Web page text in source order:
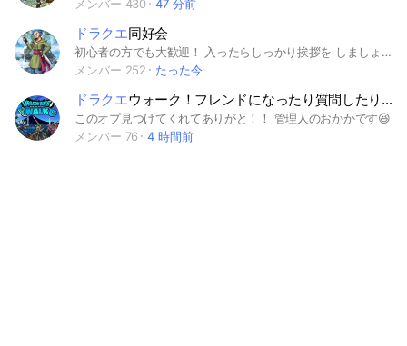
メンバー 430
47 分前
ドラクエ同好会
初心者の方でも大歓迎！ 入ったらしっかり挨拶を しましょう！ 注意事項 オプチャに入るための答えに 関連ないものやスライムや ドラキーなど書いたら削除します 禁止事項 SNSなどの連絡交換 暴言、差別、出会い等の発言 オプチャの宣伝可 それ以外の宣伝は控えてください #ゲーム #攻略 #ドラクエ #ドラゴンクエスト #ドラゴンクエスト1 #ドラゴンクエスト2 #ドラゴンクエスト3 #ドラゴンクエスト4 #ドラゴンクエスト5 #ドラゴンクエスト6 #ドラゴンクエスト7 #ドラゴンクエスト8 #ドラゴンクエスト9 #ドラゴンクエスト10 #ドラゴンクエスト11 #ドラゴンクエスト12 #ドラクエ1 #ドラクエ2 #ドラクエ3 #ドラクエ4 #ドラクエ5 #ドラクエ6 #ドラクエ7 #ドラクエ8 #ドラクエ9 #ドラクエ10 #ドラクエ11 #ドラクエ12 #DQ1 #DQ2 #DQ3 #DQ4 #DQ5 #DQ6 #DQ7 #DQ8 #DQ9 #DQ10 #DQ11 #DQ12 #オンライン #オフライン #過ぎ去りし時を求めて #選ばれし運命の炎 #雑談 #スクウェア・エニックス #ドラゴンクエストモンスターズ #ドラクエモンスターズ #DQM #DQM2 #DQM3 #初心者#攻略 #DQMJOKER #DQMJOKER2 #DQMJOKER3 #テリーのワンダーランド #マルタのふしぎな鍵 #テリワン #イルルカ #星降りの勇者と牧場の仲間たち #キャラバンハート #トルネコの大冒険 #トルネコの大冒険2 #トルネコの大冒険3 #少年ヤンガスと不思議なダンジョン #ダイの大冒険 #バトルロード #スライムもりもり #ビルダーズ #アレフガルドを復活せよ #破壊神シドーとからっぽの島 #ドラクエウォーク #DQW #ドラクエタクト #DQT#星ドラ #ドラクエライバルズ #DQMSL #ドラクエスーパーライト #HD2D #リメイク #あるくんです #ヒーローズ #ヒーローズ2 #双子の王と予言の終わり #ソード #仮面の女王と鏡の塔 #剣神 #甦りし伝説の剣 #ウォーズ #トレジャーズ
メンバー 252
たった今
ドラクエウォーク！フレンドになったり質問したり、誰でも大歓迎！
このオプ見つけてくれてありがと！！ 管理人のおかかです😆 ドラクエウォークやってる人年齢関係なくみんな入ってきて！！ みんなとのルール 1. 敬語と丁寧な言葉づかいを心がけましょう 誰もが気持ちよく利用できるよう、相手へのリスペクトを忘れずに。 2. 誹謗中傷・差別発言・煽りは禁止 個人を攻撃したり、不快にさせるような言動は即退会対象になります。 3. 宣伝・勧誘は禁止 無許可の広告（ビジネス、宗教、サロン勧誘、マルチなど）は禁止です。 4. 個人情報の共有禁止 自分や他人の個人情報（本名、住所、電話番号、SNSアカウントなど）は公開しないでください。 5. 荒らし・スパム行為は禁止 無意味な連投やスタンプ連打、迷惑行為は禁止です。 6.運営・管理者の指示に従ってください トラブル防止のため、注意を受けた場合は素直に従いましょう。 これは守ってね〜 みんなで楽しくドラクエウォークすることを1番に頑張っています！！ 初心者さんも大歓迎！！ イベントの攻略や、パーティ構成、こころなど、わからないことがあればなんでも聞いてください！！ 管理人や、副官の人などが全力サポートします！！ ぜひ入ってください！😆 #ドラクエウォーク #DQ
メンバー 76
4 時間前